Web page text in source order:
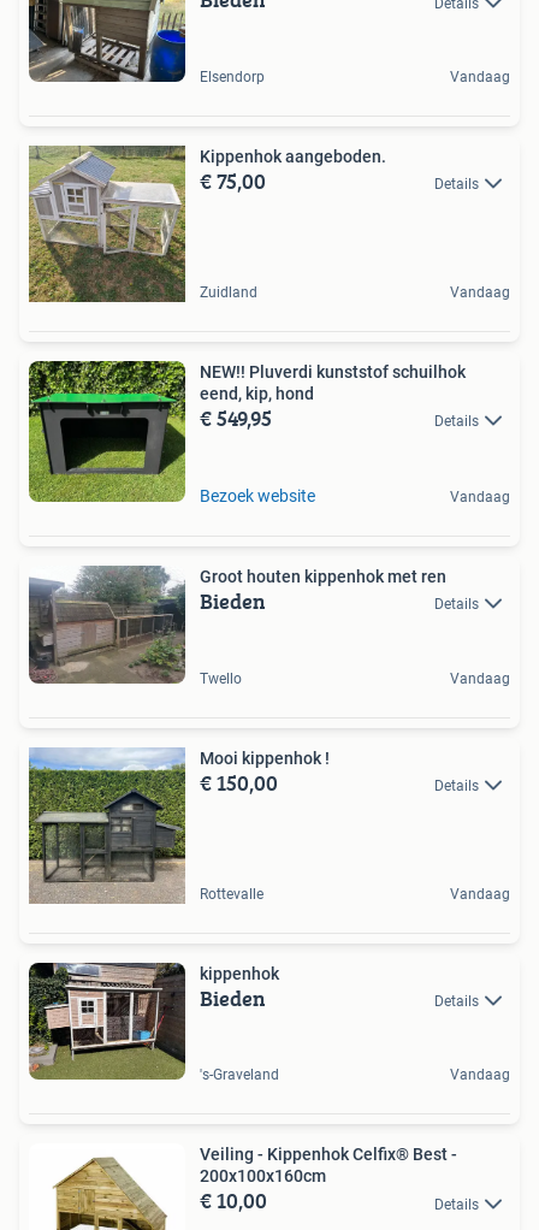
Elsendorp Vandaag
Kippenhok aangeboden.
€ 75,00 Details
Zuidland Vandaag
NEW!! Pluverdi kunststof schuilhok
eend, kip, hond
€ 549,95 Details
Bezoek website Vandaag
Groot houten kippenhok met ren
Bieden Details
Twello Vandaag
Mooi kippenhok !
€ 150,00 Details
Rottevalle Vandaag
kippenhok
Bieden Details
's-Graveland Vandaag
Veiling - Kippenhok Celfix® Best -
200x100x160cm
€ 10,00 Details